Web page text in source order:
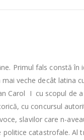
Primul fals constă în
veche decât latina
Carol I cu scopul de
cu concursul
slavilor care n-
catastrofale. Al